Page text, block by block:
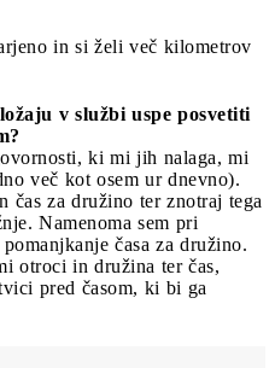
in si želi več kilometrov
v službi uspe posvetiti
ki mi jih nalaga, mi
več kot osem ur dnevno).
čas za družino ter znotraj tega
Namenoma sem pri
časa za družino.
otroci in družina ter čas,
pred časom, ki bi ga